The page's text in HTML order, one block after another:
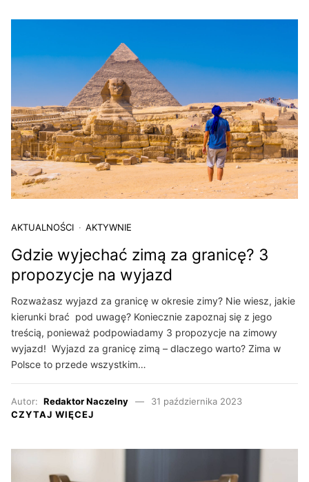
AKTUALNOŚCI AKTYWNIE
Gdzie wyjechać zimą za granicę? 3
propozycje na wyjazd
Rozważasz wyjazd za granicę w okresie zimy? Nie wiesz, jakie
kierunki brać pod uwagę? Koniecznie zapoznaj się z jego
treścią, ponieważ podpowiadamy 3 propozycje na zimowy
wyjazd! Wyjazd za granicę zimą – dlaczego warto? Zima w
Polsce to przede wszystkim…
Autor: Redaktor Naczelny
31 października 2023
CZYTAJ WIĘCEJ